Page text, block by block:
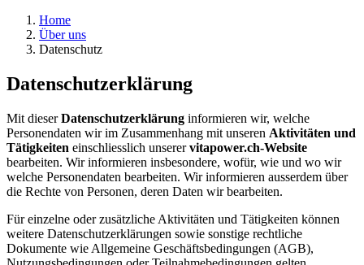
Home
Über uns
Datenschutz
Datenschutzerklärung
Mit dieserDatenschutzerklärung informieren wir, welche
Personendaten wir im Zusammenhang mit unseren Aktivitäten und
Tätigkeiten einschliesslich unserervitapower.ch-Website
bearbeiten. Wir informieren insbesondere, wofür, wie und wo wir
welche Personendaten bearbeiten. Wir informieren ausserdem über
die Rechte von Personen, deren Daten wir bearbeiten.
Für einzelne oder zusätzliche Aktivitäten und Tätigkeiten können
weitere Datenschutzerklärungen sowie sonstige rechtliche
Dokumente wie Allgemeine Geschäftsbedingungen (AGB),